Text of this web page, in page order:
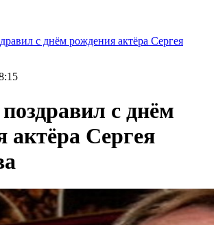
с днём рождения актёра Сергея
с днём
актёра Сергея